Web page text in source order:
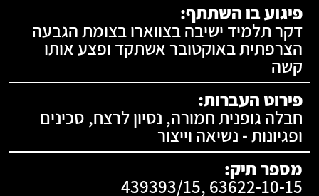
פיגוע בו השתתף:
דקר תלמיד ישיבה בצווארו בצומת הגבעה
הצרפתית באוקטובר אשתקד ופצע אותו
קשה
פירוט העברות:
חבלה גופנית חמורה, נסיון לרצח, סכינים
ופגיונות - נשיאה וייצור
מספר תיק:
63622-10-15 ,439393/15